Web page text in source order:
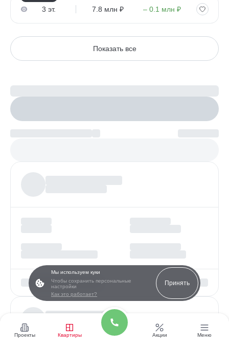
Проекты Квартиры Акции Меню
3 эт. 7.8 млн ₽ – 0.1 млн ₽
Показать все
Мы используем куки
Чтобы сохранить персональные
настройки
Как это работает?
Принять